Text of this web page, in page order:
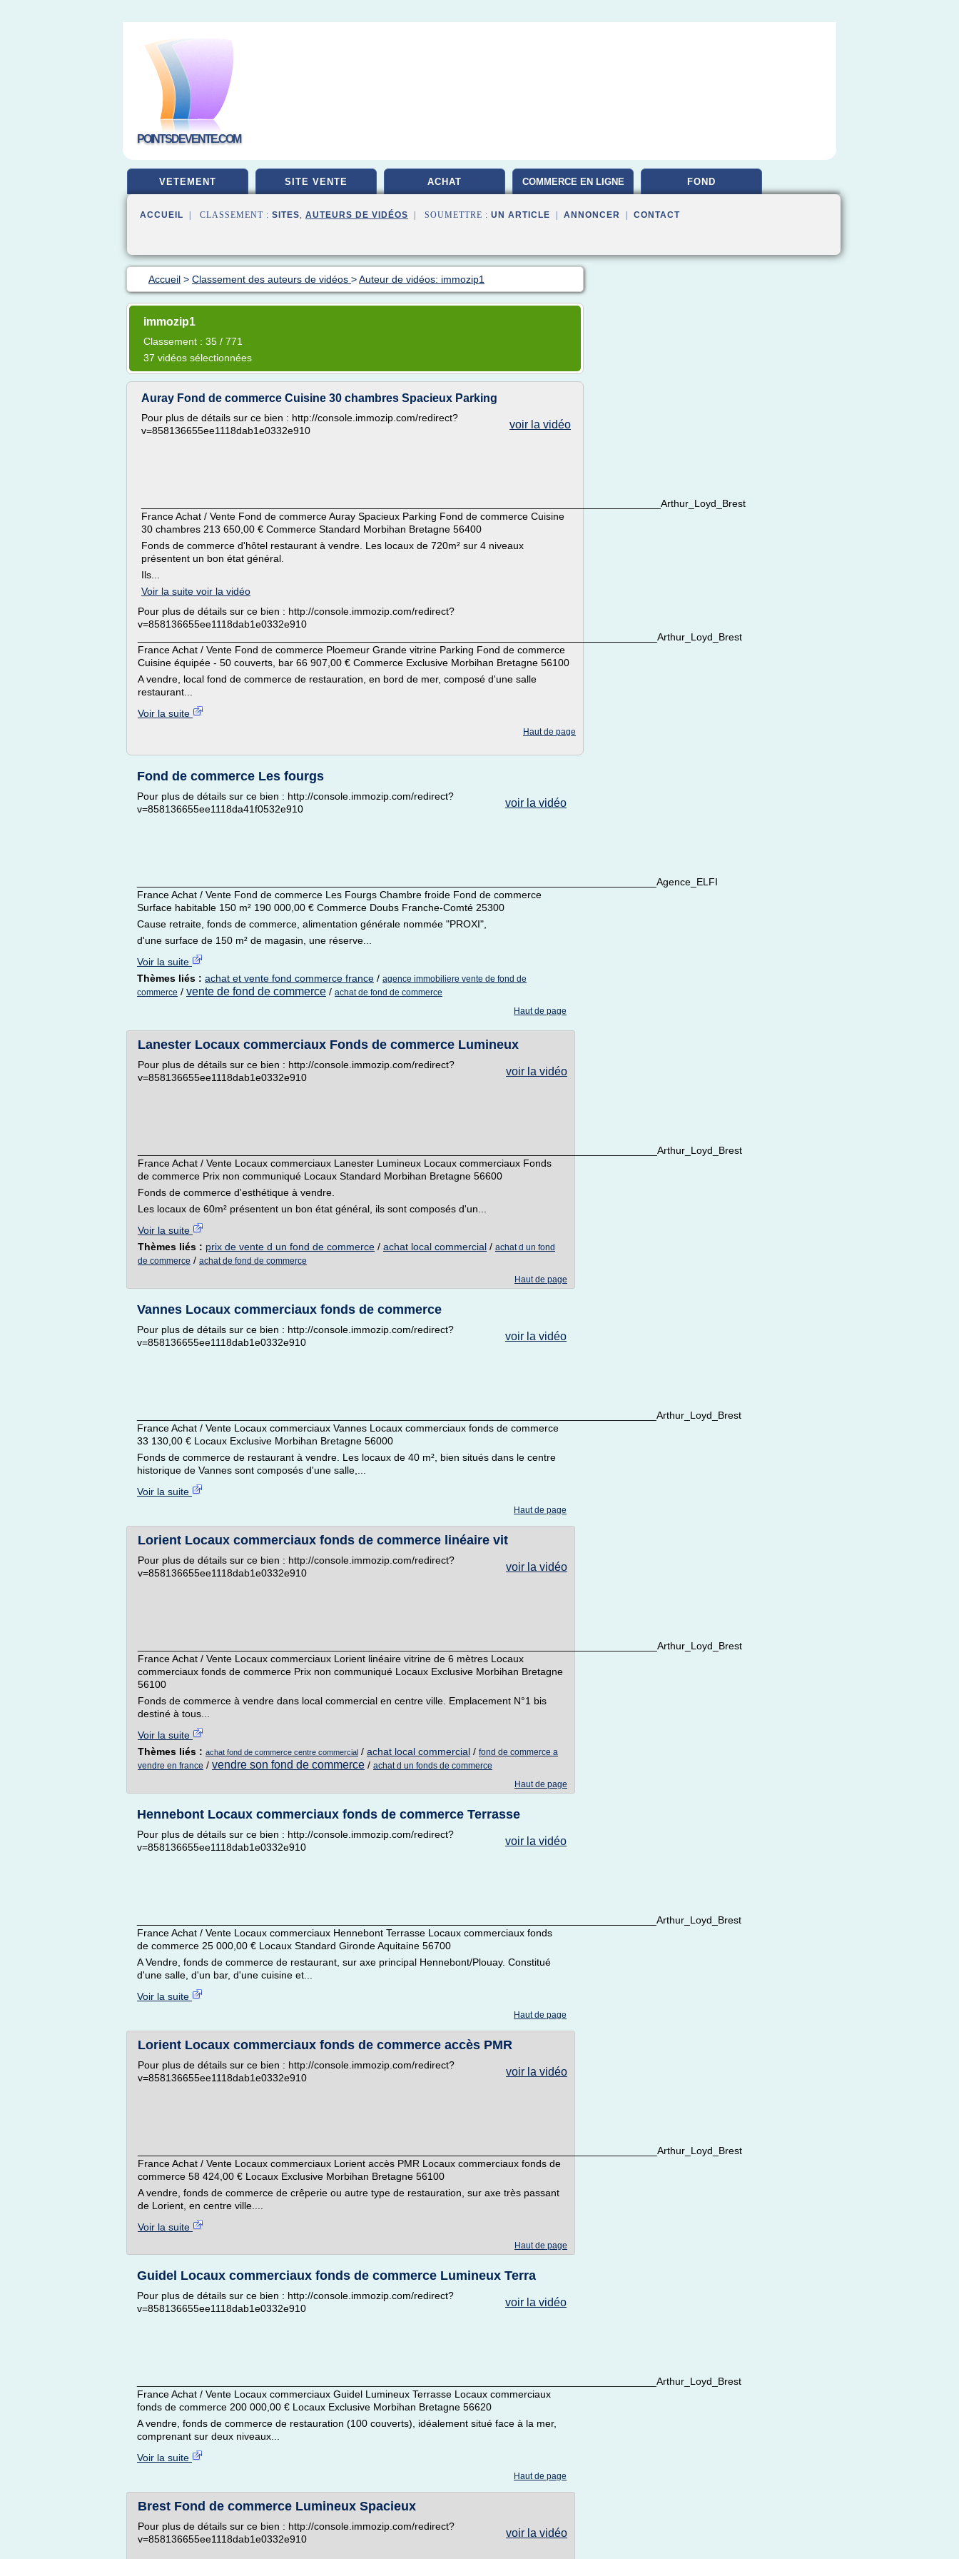
POINTSDEVENTE.COM
VETEMENT SITE VENTE ACHAT COMMERCE EN LIGNE FOND
ACCUEIL | CLASSEMENT : SITES, AUTEURS DE VIDÉOS | SOUMETTRE : UN ARTICLE ANNONCER CONTACT
Accueil > Classement des auteurs de vidéos >Auteur de vidéos: immozip1
immozip1
Classement : 35 / 771
37 vidéos sélectionnées
Auray Fond de commerce Cuisine 30 chambres Spacieux Parking
voir la vidéo
Pour plus de détails sur ce bien : http://console.immozip.com/redirect?
v=858136655ee1118dab1e0332e910
___________________________________________________________________________________________Arthur_Loyd_Brest
France Achat / Vente Fond de commerce Auray Spacieux Parking Fond de commerce Cuisine
30 chambres 213 650,00 € Commerce Standard Morbihan Bretagne 56400
Fonds de commerce d'hôtel restaurant à vendre. Les locaux de 720m² sur 4 niveaux
présentent un bon état général.
Ils...
Voir la suite voir la vidéo
Pour plus de détails sur ce bien : http://console.immozip.com/redirect?
v=858136655ee1118dab1e0332e910
___________________________________________________________________________________________Arthur_Loyd_Brest
France Achat / Vente Fond de commerce Ploemeur Grande vitrine Parking Fond de commerce
Cuisine équipée - 50 couverts, bar 66 907,00 € Commerce Exclusive Morbihan Bretagne 56100
A vendre, local fond de commerce de restauration, en bord de mer, composé d'une salle
restaurant...
Voir la suite
Haut de page
Fond de commerce Les fourgs
voir la vidéo
Pour plus de détails sur ce bien : http://console.immozip.com/redirect?
v=858136655ee1118da41f0532e910
___________________________________________________________________________________________Agence_ELFI
France Achat / Vente Fond de commerce Les Fourgs Chambre froide Fond de commerce
Surface habitable 150 m² 190 000,00 € Commerce Doubs Franche-Comté 25300
Cause retraite, fonds de commerce, alimentation générale nommée "PROXI",
d'une surface de 150 m² de magasin, une réserve...
Voir la suite
Thèmes liés : achat et vente fond commerce france / agence immobiliere vente de fond de
commerce / vente de fond de commerce / achat de fond de commerce
Haut de page
Lanester Locaux commerciaux Fonds de commerce Lumineux
voir la vidéo
Pour plus de détails sur ce bien : http://console.immozip.com/redirect?
v=858136655ee1118dab1e0332e910
___________________________________________________________________________________________Arthur_Loyd_Brest
France Achat / Vente Locaux commerciaux Lanester Lumineux Locaux commerciaux Fonds
de commerce Prix non communiqué Locaux Standard Morbihan Bretagne 56600
Fonds de commerce d'esthétique à vendre.
Les locaux de 60m² présentent un bon état général, ils sont composés d'un...
Voir la suite
Thèmes liés : prix de vente d un fond de commerce / achat local commercial / achat d un fond
de commerce / achat de fond de commerce
Haut de page
Vannes Locaux commerciaux fonds de commerce
voir la vidéo
Pour plus de détails sur ce bien : http://console.immozip.com/redirect?
v=858136655ee1118dab1e0332e910
___________________________________________________________________________________________Arthur_Loyd_Brest
France Achat / Vente Locaux commerciaux Vannes Locaux commerciaux fonds de commerce
33 130,00 € Locaux Exclusive Morbihan Bretagne 56000
Fonds de commerce de restaurant à vendre. Les locaux de 40 m², bien situés dans le centre
historique de Vannes sont composés d'une salle,...
Voir la suite
Haut de page
Lorient Locaux commerciaux fonds de commerce linéaire vit
voir la vidéo
Pour plus de détails sur ce bien : http://console.immozip.com/redirect?
v=858136655ee1118dab1e0332e910
___________________________________________________________________________________________Arthur_Loyd_Brest
France Achat / Vente Locaux commerciaux Lorient linéaire vitrine de 6 mètres Locaux
commerciaux fonds de commerce Prix non communiqué Locaux Exclusive Morbihan Bretagne
56100
Fonds de commerce à vendre dans local commercial en centre ville. Emplacement N°1 bis
destiné à tous...
Voir la suite
Thèmes liés : achat fond de commerce centre commercial / achat local commercial / fond de commerce a
vendre en france / vendre son fond de commerce / achat d un fonds de commerce
Haut de page
Hennebont Locaux commerciaux fonds de commerce Terrasse
voir la vidéo
Pour plus de détails sur ce bien : http://console.immozip.com/redirect?
v=858136655ee1118dab1e0332e910
___________________________________________________________________________________________Arthur_Loyd_Brest
France Achat / Vente Locaux commerciaux Hennebont Terrasse Locaux commerciaux fonds
de commerce 25 000,00 € Locaux Standard Gironde Aquitaine 56700
A Vendre, fonds de commerce de restaurant, sur axe principal Hennebont/Plouay. Constitué
d'une salle, d'un bar, d'une cuisine et...
Voir la suite
Haut de page
Lorient Locaux commerciaux fonds de commerce accès PMR
voir la vidéo
Pour plus de détails sur ce bien : http://console.immozip.com/redirect?
v=858136655ee1118dab1e0332e910
___________________________________________________________________________________________Arthur_Loyd_Brest
France Achat / Vente Locaux commerciaux Lorient accès PMR Locaux commerciaux fonds de
commerce 58 424,00 € Locaux Exclusive Morbihan Bretagne 56100
A vendre, fonds de commerce de crêperie ou autre type de restauration, sur axe très passant
de Lorient, en centre ville....
Voir la suite
Haut de page
Guidel Locaux commerciaux fonds de commerce Lumineux Terra
voir la vidéo
Pour plus de détails sur ce bien : http://console.immozip.com/redirect?
v=858136655ee1118dab1e0332e910
___________________________________________________________________________________________Arthur_Loyd_Brest
France Achat / Vente Locaux commerciaux Guidel Lumineux Terrasse Locaux commerciaux
fonds de commerce 200 000,00 € Locaux Exclusive Morbihan Bretagne 56620
A vendre, fonds de commerce de restauration (100 couverts), idéalement situé face à la mer,
comprenant sur deux niveaux...
Voir la suite
Haut de page
Brest Fond de commerce Lumineux Spacieux
voir la vidéo
Pour plus de détails sur ce bien : http://console.immozip.com/redirect?
v=858136655ee1118dab1e0332e910